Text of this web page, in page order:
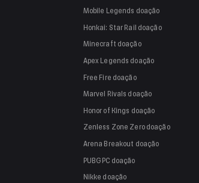
Mobile Legends doação
Honkai: Star Rail doação
Minecraft doação
Apex Legends doação
Free Fire doação
Marvel Rivals doação
Honor of Kings doação
Zenless Zone Zerodoação
Arena Breakout doação
PUBG PC doação
Nikke doação